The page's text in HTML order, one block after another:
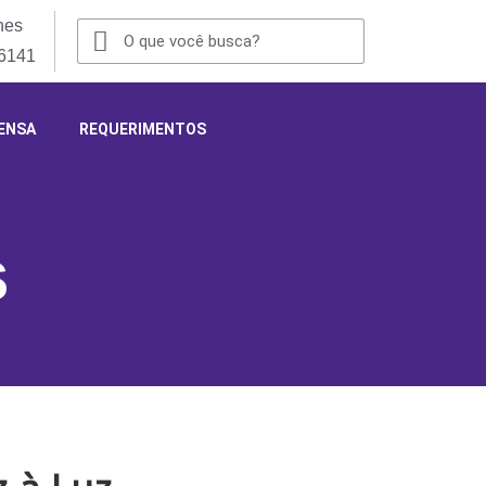
REQUERIMENTOS